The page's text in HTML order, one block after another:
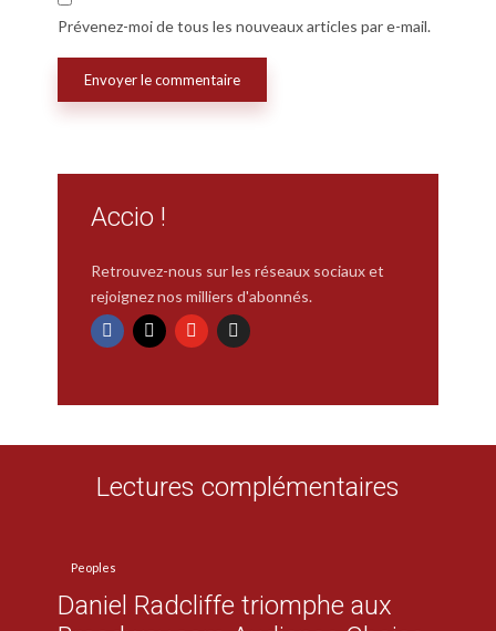
Prévenez-moi de tous les nouveaux articles par e-mail.
Accio !
Retrouvez-nous sur les réseaux sociaux et
rejoignez nos milliers d'abonnés.
Lectures complémentaires
Peoples
Daniel Radcliffe triomphe aux